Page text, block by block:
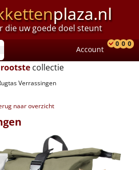
plaza.nl
die uw goede doel steunt
Account
0 0 0
collectie
Verrassingen
naar overzicht